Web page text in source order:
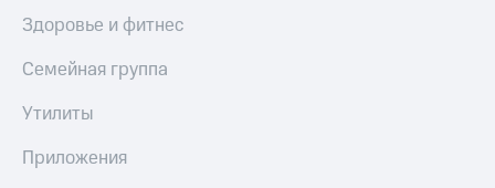
Здоровье и фитнес
Семейная группа
Утилиты
Приложения